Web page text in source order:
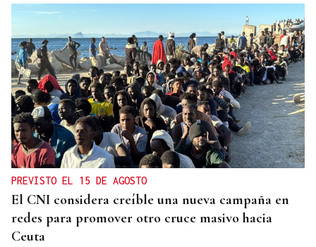
PREVISTO EL 15 DE AGOSTO
El CNI considera creíble una nueva campaña en
redes para promover otro cruce masivo hacia
Ceuta